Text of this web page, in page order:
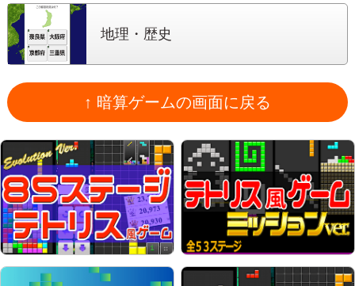
地理・歴史
↑ 暗算ゲームの画面に戻る